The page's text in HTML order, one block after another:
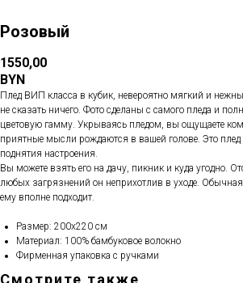
Розовый
1550,00
BYN
Плед ВИП класса в кубик, невероятно мягкий и
не сказать ничего. Фото сделаны с самого пледа и
цветовую гамму. Укрываясь пледом, вы ощущаете
приятные мысли рождаются в вашей голове. Это
поднятия настроения.
Вы можете взять его на дачу, пикник и куда угодно.
любых загрязнений он неприхотлив в уходе.
ему вполне подходит.
Размер: 200х220 см
Материал: 100% бамбуковое волокно
Фирменная упаковка с ручками
Смотрите также